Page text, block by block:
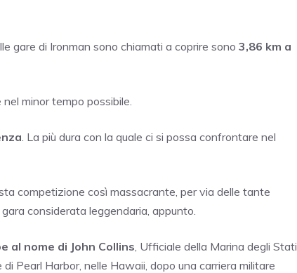
gare di Ironman sono chiamati a coprire sono 3,86 km a
minor tempo possibile.
. La più dura con la quale ci si possa confrontare nel
competizione così massacrante, per via delle tante
considerata leggendaria, appunto.
al nome di John Collins , Ufficiale della Marina degli Stati
Pearl Harbor, nelle Hawaii, dopo una carriera militare